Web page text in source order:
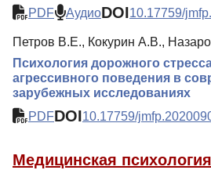
PDF
АудиоDOI10.17759/
Петров В.Е., Кокурин А.В.,
Психология дорожного
агрессивного поведения в
зарубежных исследованиях
PDFDOI10.17759/
Медицинская психология